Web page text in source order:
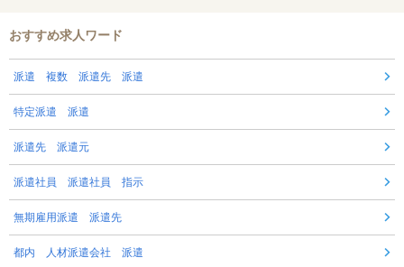
おすすめ求人ワード
派遣 複数 派遣先 派遣
特定派遣 派遣
派遣先 派遣元
派遣社員 派遣社員 指示
無期雇用派遣 派遣先
都内 人材派遣会社 派遣